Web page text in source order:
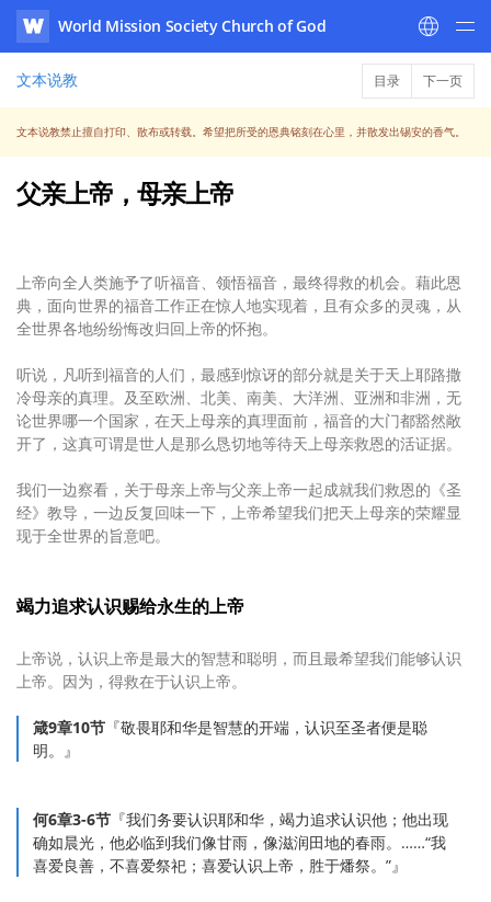
WATV
World Mission Society Church of God
文本说教 目录 下一页
文本说教禁止擅自打印、散布或转载。希望把所受的恩典铭刻在心里，并散发出锡安的香气。
父亲上帝，母亲上帝
上帝向全人类施予了听福音、领悟福音，最终得救的机会。藉此恩
典，面向世界的福音工作正在惊人地实现着，且有众多的灵魂，从
全世界各地纷纷悔改归回上帝的怀抱。
听说，凡听到福音的人们，最感到惊讶的部分就是关于天上耶路撒
冷母亲的真理。及至欧洲、北美、南美、大洋洲、亚洲和非洲，无
论世界哪一个国家，在天上母亲的真理面前，福音的大门都豁然敞
开了，这真可谓是世人是那么恳切地等待天上母亲救恩的活证据。
我们一边察看，关于母亲上帝与父亲上帝一起成就我们救恩的《圣
经》教导，一边反复回味一下，上帝希望我们把天上母亲的荣耀显
现于全世界的旨意吧。
竭力追求认识赐给永生的上帝
上帝说，认识上帝是最大的智慧和聪明，而且最希望我们能够认识
上帝。因为，得救在于认识上帝。
箴9章10节 『敬畏耶和华是智慧的开端，认识至圣者便是聪
明。』
何6章3-6节 『我们务要认识耶和华，竭力追求认识他；他出现
确如晨光，他必临到我们像甘雨，像滋润田地的春雨。……“我
喜爱良善，不喜爱祭祀；喜爱认识上帝，胜于燔祭。”』